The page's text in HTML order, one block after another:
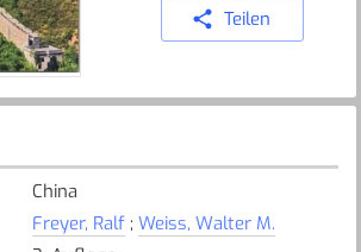
Teilen
China
Freyer, Ralf; Weiss, Walter M.